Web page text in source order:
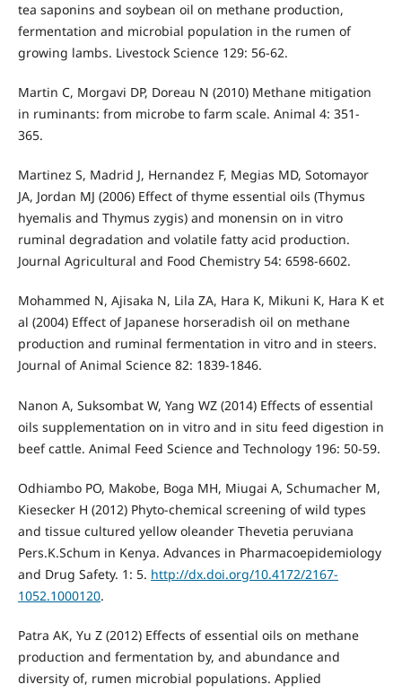
tea saponins and soybean oil on methane production,
fermentation and microbial population in the rumen of
growing lambs. Livestock Science 129: 56-62.
Martin C, Morgavi DP, Doreau N (2010) Methane mitigation
in ruminants: from microbe to farm scale. Animal 4: 351-
365.
Martinez S, Madrid J, Hernandez F, Megias MD, Sotomayor
JA, Jordan MJ (2006) Effect of thyme essential oils (Thymus
hyemalis and Thymus zygis) and monensin on in vitro
ruminal degradation and volatile fatty acid production.
Journal Agricultural and Food Chemistry 54: 6598-6602.
Mohammed N, Ajisaka N, Lila ZA, Hara K, Mikuni K, Hara K et
al (2004) Effect of Japanese horseradish oil on methane
production and ruminal fermentation in vitro and in steers.
Journal of Animal Science 82: 1839-1846.
Nanon A, Suksombat W, Yang WZ (2014) Effects of essential
oils supplementation on in vitro and in situ feed digestion in
beef cattle. Animal Feed Science and Technology 196: 50-59.
Odhiambo PO, Makobe, Boga MH, Miugai A, Schumacher M,
Kiesecker H (2012) Phyto-chemical screening of wild types
and tissue cultured yellow oleander Thevetia peruviana
Pers.K.Schum in Kenya. Advances in Pharmacoepidemiology
and Drug Safety. 1: 5. http://dx.doi.org/10.4172/2167-
1052.1000120.
Patra AK, Yu Z (2012) Effects of essential oils on methane
production and fermentation by, and abundance and
diversity of, rumen microbial populations. Applied